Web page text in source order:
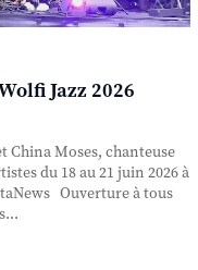
Jazz 2026
China Moses, chanteuse
du 18 au 21 juin 2026 à
Ouverture à tous